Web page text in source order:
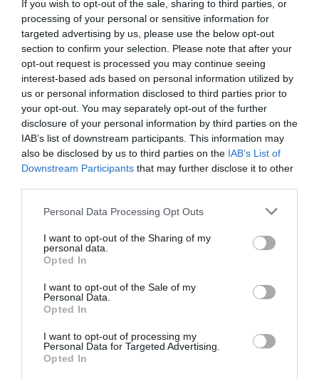
If you wish to opt-out of the sale, sharing to third parties, or
processing of your personal or sensitive information for
targeted advertising by us, please use the below opt-out
section to confirm your selection. Please note that after your
opt-out request is processed you may continue seeing
interest-based ads based on personal information utilized by
us or personal information disclosed to third parties prior to
your opt-out. You may separately opt-out of the further
disclosure of your personal information by third parties on the
IAB’s list of downstream participants. This information may
also be disclosed by us to third parties on the IAB’s List of
Downstream Participants that may further disclose it to other
Personal Data Processing Opt Outs
I want to opt-out of the Sharing of my
personal data.
Opted In
I want to opt-out of the Sale of my
Personal Data.
Opted In
I want to opt-out of processing my
Personal Data for Targeted Advertising.
Opted In
ECONOMÍA
‘Warner Bros. Discovery’ asume ya 600
millones en gastos de su fusión con
Paramount
Cristina Martín 07/08/26 15:10
ECONOMÍA
La ‘low cost’ británica easyJet pasará a manos
del peor fondo posible: Apollo... pero no
podrá hacerse con el control total
Cristina Martín 07/08/26 14:09
Venezuela. Comienza el diálogo entre
chavismo y un sector de la oposición, pero
los venezolanos quieren a Corina
José Ángel Gutiérrez
ECONOMÍA
El ‘gran’ logro del ministro Puente: los
usuarios de tren de alta velocidad caen un
Cristina Martín 07/08/26 12:37
SOCIEDAD